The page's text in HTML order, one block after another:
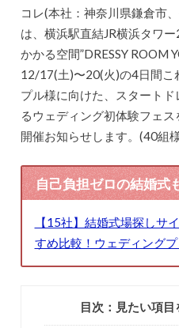
コレ(本社：神奈川県鎌倉市
は、横浜駅直結JR横浜タワ
かかる空間”DRESSY ROOM
12/17(土)〜20(火)の4日間こ
プル様に向けた、スタート
るウェディング初体験フェ
開催お知らせします。(40組
自己負担ゼロの結婚式
【15社】結婚式場探しサ
すめ比較！ウェディング
目次：見たい項目